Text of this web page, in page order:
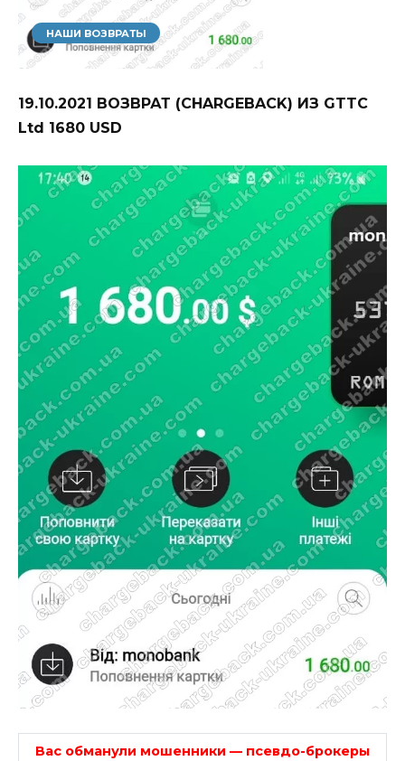
НАШИ ВОЗВРАТЫ
19.10.2021 ВОЗВРАТ (CHARGEBACK) ИЗ GTTC
Ltd 1680 USD
Вас обманули мошенники — псевдо-брокеры